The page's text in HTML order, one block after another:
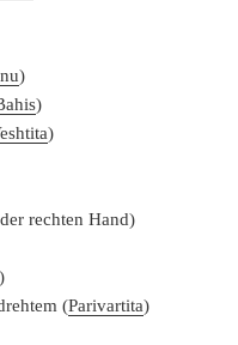
)
)
)
rechten Hand)
)
(Parivartita)